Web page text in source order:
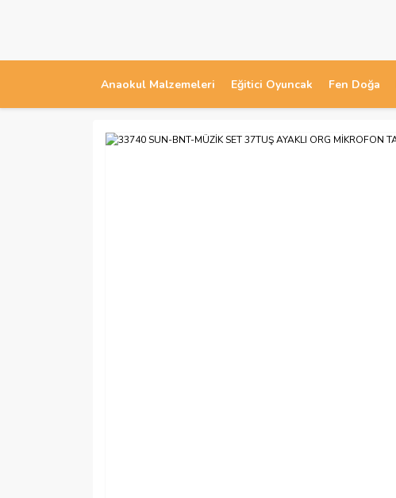
Anaokul Malzemeleri Eğitici Oyuncak Fen Doğa